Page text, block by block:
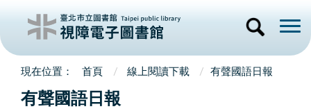
首頁 線上閱讀下載 有聲國語日報
有聲國語日報